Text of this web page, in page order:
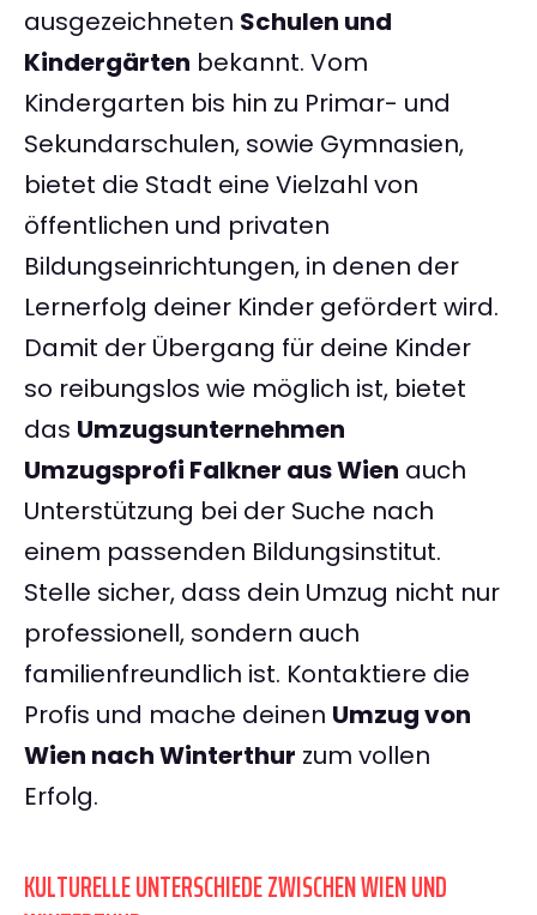
ausgezeichneten Schulen und
Kindergärten bekannt. Vom
Kindergarten bis hin zu Primar- und
Sekundarschulen, sowie Gymnasien,
bietet die Stadt eine Vielzahl von
öffentlichen und privaten
Bildungseinrichtungen, in denen der
Lernerfolg deiner Kinder gefördert wird.
Damit der Übergang für deine Kinder
so reibungslos wie möglich ist, bietet
das Umzugsunternehmen
Umzugsprofi Falkner aus Wien auch
Unterstützung bei der Suche nach
einem passenden Bildungsinstitut.
Stelle sicher, dass dein Umzug nicht nur
professionell, sondern auch
familienfreundlich ist. Kontaktiere die
Profis und mache deinen Umzug von
Wien nach Winterthur zum vollen
Erfolg.
KULTURELLE UNTERSCHIEDE ZWISCHEN WIEN UND